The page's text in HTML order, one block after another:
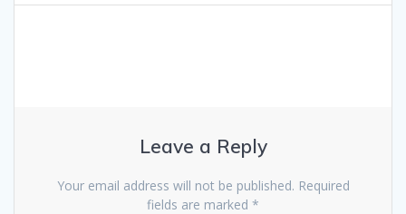
Leave a Reply
Your email address will not be published. Required
fields are marked *